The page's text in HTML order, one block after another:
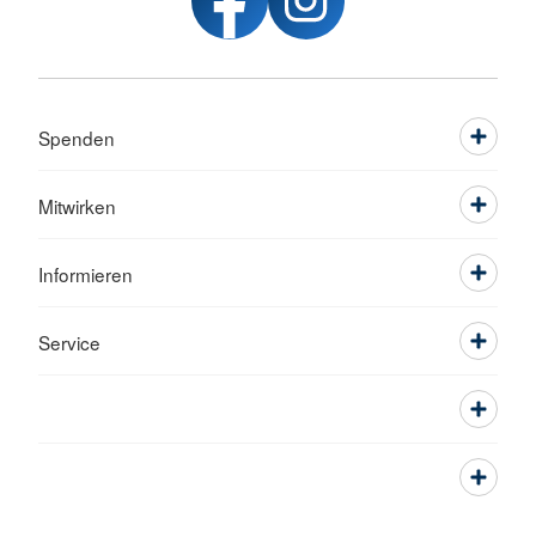
Spenden
Mitwirken
Informieren
Service